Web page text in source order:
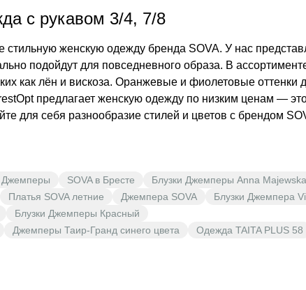
с рукавом 3/4, 7/8
стильную женскую одежду бренда SOVA. У нас
подойдут для повседневного образа. В
как лён и вискоза. Оранжевые и фиолетовые оттенки
предлагает женскую одежду по низким ценам —
для себя разнообразие стилей и цветов с брендом
Джемперы SOVA в Бресте
Блузки Джемперы Anna Majewska
Платья SOVA летние Джемпера SOVA
Блузки Джемпера
Блузки Джемперы Красный
Джемперы Таир-Гранд синего цвета
Одежда TAITA PLUS 58